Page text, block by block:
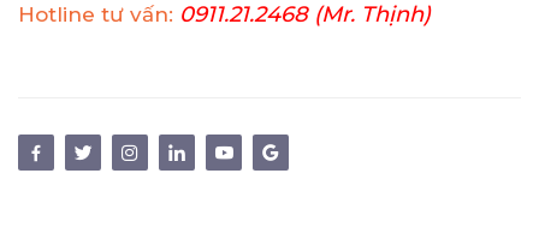
Hotline tư vấn: 0911.21.2468 (Mr. Thịnh)